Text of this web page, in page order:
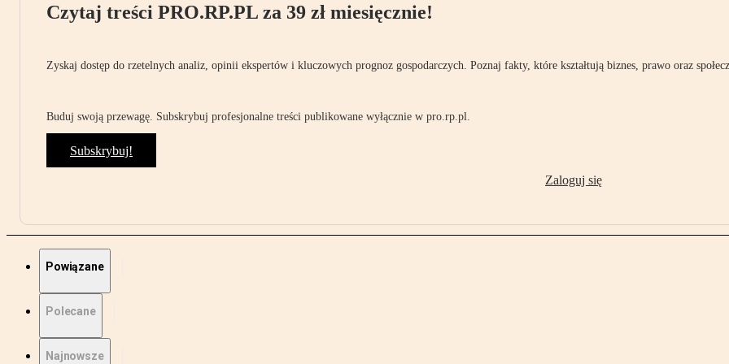
Czytaj treści PRO.RP.PL za 39 zł miesięcznie!
Zyskaj dostęp do rzetelnych analiz, opinii ekspertów i kluczowych prognoz gospodarczych. Poznaj fakty, które kształtują biznes, prawo oraz
Buduj swoją przewagę. Subskrybuj profesjonalne treści publikowane wyłącznie w pro.rp.pl.
Subskrybuj!
Zaloguj się
Powiązane
Polecane
Najnowsze